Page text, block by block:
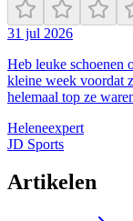
31 jul 2026
Heb leuke schoenen
kleine week voordat
helemaal top ze
Heleneexpert
JD Sports
Artikelen